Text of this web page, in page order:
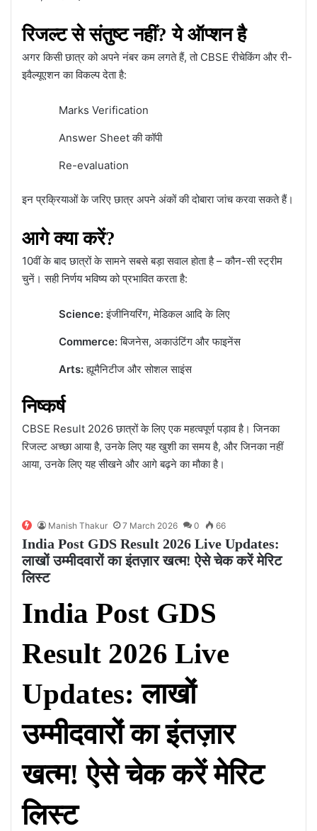
रिजल्ट से संतुष्ट नहीं? ये ऑप्शन है
अगर किसी छात्र को अपने नंबर कम लगते हैं, तो CBSE रीचेकिंग और री-
इवैल्यूएशन का विकल्प देता है:
Marks Verification
Answer Sheet की कॉपी
Re-evaluation
इन प्रक्रियाओं के जरिए छात्र अपने अंकों की दोबारा जांच करवा सकते हैं।
आगे क्या करें?
10वीं के बाद छात्रों के सामने सबसे बड़ा सवाल होता है – कौन-सी स्ट्रीम
चुनें। सही निर्णय भविष्य को प्रभावित करता है:
Science:इंजीनियरिंग, मेडिकल आदि के लिए
Commerce:बिजनेस, अकाउंटिंग और फाइनेंस
Arts:ह्यूमैनिटीज और सोशल साइंस
निष्कर्ष
CBSE Result 2026 छात्रों के लिए एक महत्वपूर्ण पड़ाव है। जिनका
रिजल्ट अच्छा आया है, उनके लिए यह खुशी का समय है, और जिनका नहीं
आया, उनके लिए यह सीखने और आगे बढ़ने का मौका है।
Manish Thakur 7 March 2026 0 66
India Post GDS Result 2026 Live Updates:
लाखों उम्मीदवारों का इंतज़ार खत्म! ऐसे चेक करें मेरिट
लिस्ट
India Post GDS
Result 2026 Live
Updates: लाखों
उम्मीदवारों का इंतज़ार
खत्म! ऐसे चेक करें मेरिट
लिस्ट